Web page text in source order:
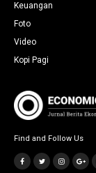
Keuangan
Foto
Video
Kopi Pagi
Find and Follow Us